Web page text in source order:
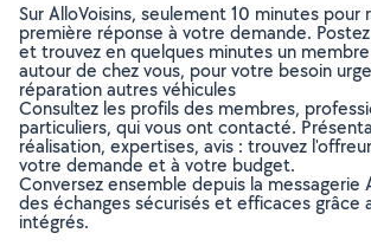
Sur AlloVoisins, seulement 10 minutes pour
première réponse à votre demande.
et trouvez en quelques minutes un
autour de chez vous, pour votre besoin
réparation autres véhicules
Consultez les profils des membres,
particuliers, qui vous ont contacté.
réalisation, expertises, avis : trouvez
votre demande et à votre budget.
Conversez ensemble depuis la messagerie
des échanges sécurisés et efficaces grâce
intégrés.